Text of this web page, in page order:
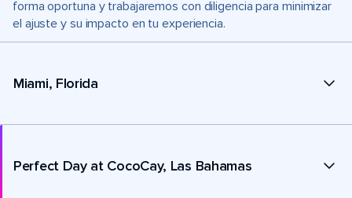
forma oportuna y trabajaremos con diligencia para minimizar
el ajuste y su impacto en tu experiencia.
Miami, Florida
Perfect Day at CocoCay, Las Bahamas